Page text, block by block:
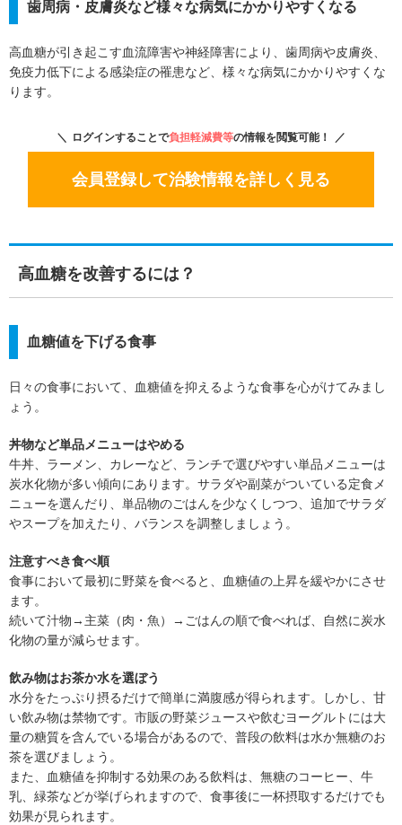
歯周病・皮膚炎など様々な病気にかかりやすくなる
高血糖が引き起こす血流障害や神経障害により、歯周病や皮膚炎、
免疫力低下による感染症の罹患など、様々な病気にかかりやすくな
ります。
ログインすることで負担軽減費等の情報を閲覧可能！
会員登録して治験情報を詳しく見る
高血糖を改善するには？
血糖値を下げる食事
日々の食事において、血糖値を抑えるような食事を心がけてみまし
ょう。
丼物など単品メニューはやめる
牛丼、ラーメン、カレーなど、ランチで選びやすい単品メニューは
炭水化物が多い傾向にあります。サラダや副菜がついている定食メ
ニューを選んだり、単品物のごはんを少なくしつつ、追加でサラダ
やスープを加えたり、バランスを調整しましょう。
注意すべき食べ順
食事において最初に野菜を食べると、血糖値の上昇を緩やかにさせ
ます。
続いて汁物→主菜（肉・魚）→ごはんの順で食べれば、自然に炭水
化物の量が減らせます。
飲み物はお茶か水を選ぼう
水分をたっぷり摂るだけで簡単に満腹感が得られます。しかし、甘
い飲み物は禁物です。市販の野菜ジュースや飲むヨーグルトには大
量の糖質を含んでいる場合があるので、普段の飲料は水か無糖のお
茶を選びましょう。
また、血糖値を抑制する効果のある飲料は、無糖のコーヒー、牛
乳、緑茶などが挙げられますので、食事後に一杯摂取するだけでも
効果が見られます。